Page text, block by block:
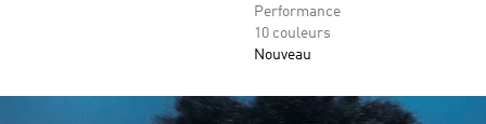
Performance
10 couleurs
Nouveau